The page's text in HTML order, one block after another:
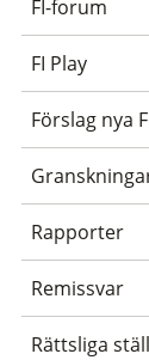
FI-forum
FI Play
Förslag nya
Rapporter
Remissvar
Rättsliga